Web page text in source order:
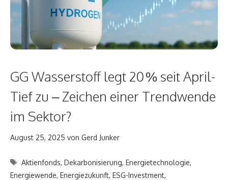
GG Wasserstoff legt 20 % seit April-
Tief zu – Zeichen einer Trendwende
im Sektor?
August 25, 2025 von Gerd Junker
Schlagwörter
Aktienfonds,Dekarbonisierung,Energietechnologie,
Energiewende, Energiezukunft, ESG-Investment,